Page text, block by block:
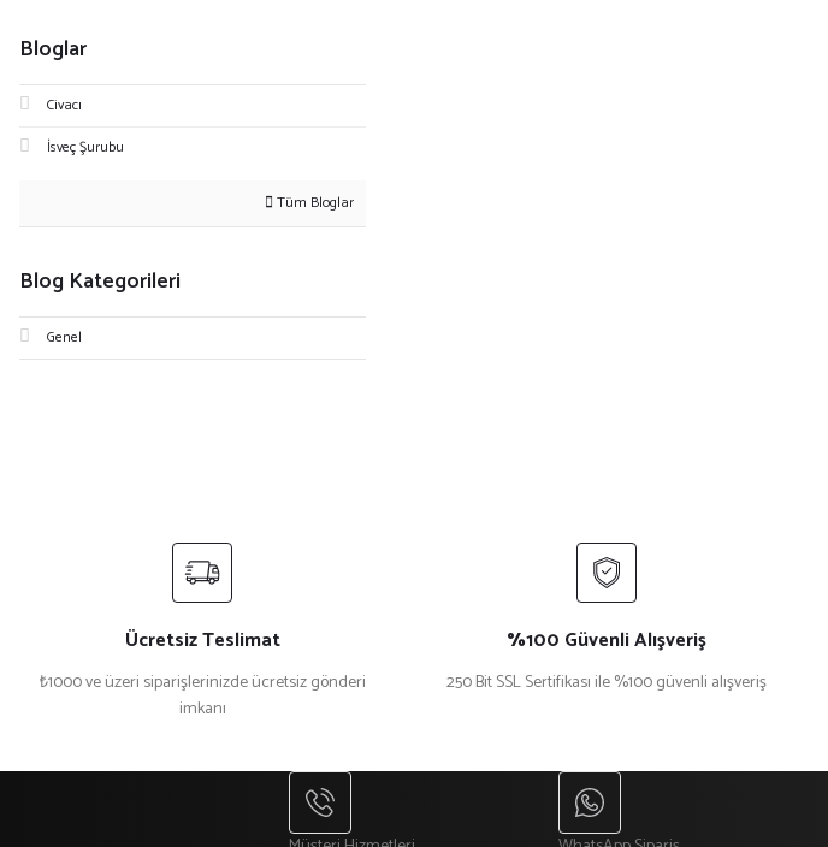
Bloglar
Civacı
İsveç Şurubu
Tüm Bloglar
Blog Kategorileri
Genel
Ücretsiz Teslimat
₺1000 ve üzeri siparişlerinizde ücretsiz gönderi
imkanı
%100 Güvenli Alışveriş
250 Bit SSL Sertifikası ile %100 güvenli alışveriş